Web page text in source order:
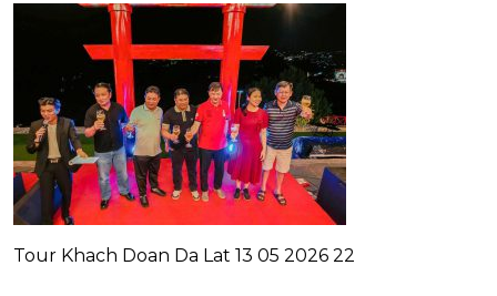
Tour Khach Doan Da Lat 13 05 2026 22